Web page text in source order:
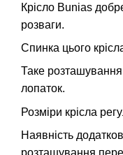
Крісло Bunias
розваги.
Спинка цього
Таке
лопаток.
Розміри крісла
Наявність